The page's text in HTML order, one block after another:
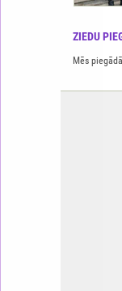
ZIEDU
Mēs